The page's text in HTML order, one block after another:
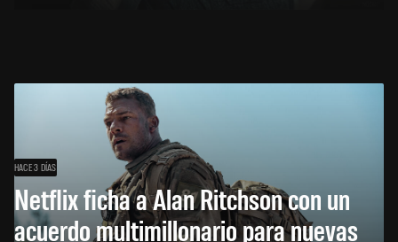
HACE 3 DÍAS
Netflix ficha a Alan Ritchson con un
acuerdo multimillonario para nuevas